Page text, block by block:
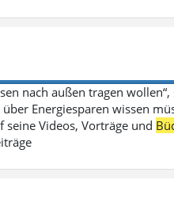
nach außen tragen
über Energiesparen wissen
Videos, Vorträge und